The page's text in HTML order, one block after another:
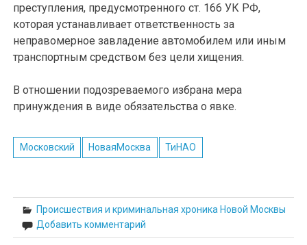
преступления, предусмотренного ст. 166 УК РФ,
которая устанавливает ответственность за
неправомерное завладение автомобилем или иным
транспортным средством без цели хищения.
В отношении подозреваемого избрана мера
принуждения в виде обязательства о явке.
Московский НоваяМосква ТиНАО
Происшествия и криминальная хроника Новой Москвы
Добавить комментарий